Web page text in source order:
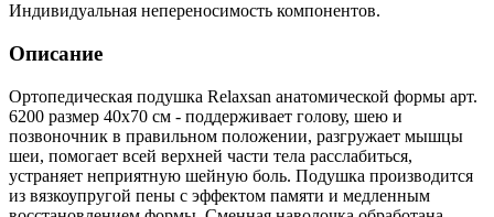
Индивидуальная непереносимость компонентов.
Описание
Ортопедическая подушка Relaxsan анатомической формы арт.
6200 размер 40х70 см - поддерживает голову, шею и
позвоночник в правильном положении, разгружает мышцы
шеи, помогает всей верхней части тела расслабиться,
устраняет неприятную шейную боль. Подушка производится
из вязкоупругой пены с эффектом памяти и медленным